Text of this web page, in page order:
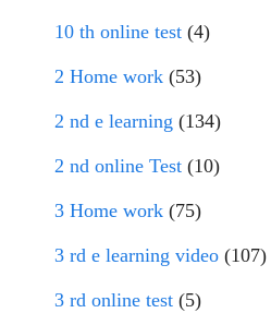
10 th online test (4)
2 Home work (53)
2 nd e learning (134)
2 nd online Test (10)
3 Home work (75)
3 rd e learning video (107)
3 rd online test (5)